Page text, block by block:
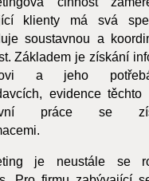
klienty má svá
soustavnou a
Základem je získání
a jeho
evidence
práce se
je neustále se